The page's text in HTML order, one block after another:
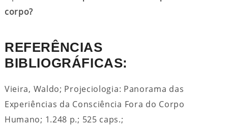
corpo?
REFERÊNCIAS
BIBLIOGRÁFICAS:
Vieira, Waldo; Projeciologia: Panorama das
Experiências da Consciência Fora do Corpo
Humano; 1.248 p.; 525 caps.;